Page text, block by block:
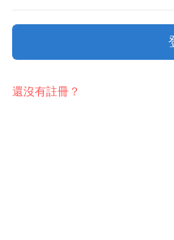
還沒有註冊？